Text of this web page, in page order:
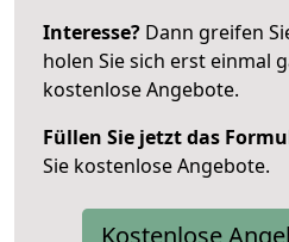
Interesse? Dann greifen
holen Sie sich erst einmal
kostenlose Angebote.
Füllen Sie jetzt das
Sie kostenlose Angebote.
Kostenlose